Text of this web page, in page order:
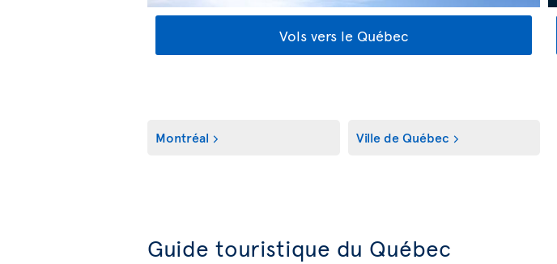
Vols vers le Québec
Montréal Ville de Québec
Guide touristique du Québec